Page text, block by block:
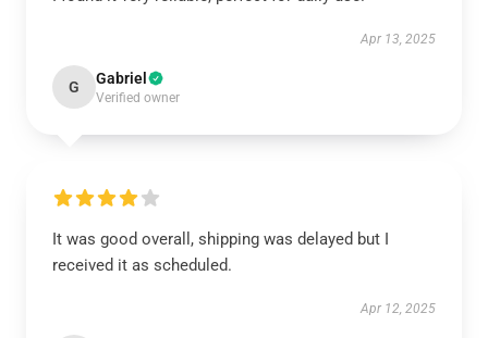
Apr 13, 2025
G Gabriel
Verified owner
It was good overall, shipping was delayed but I
received it as scheduled.
Apr 12, 2025